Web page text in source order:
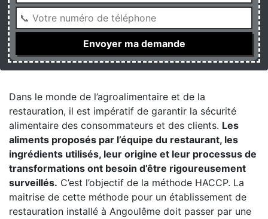
Dans le monde de l’agroalimentaire et de la
restauration, il est impératif de garantir la sécurité
alimentaire des consommateurs et des clients. Les
aliments proposés par l’équipe du restaurant, les
ingrédients utilisés, leur origine et leur processus de
transformations ont besoin d’être rigoureusement
surveillés. C’est l’objectif de la méthode HACCP. La
maitrise de cette méthode pour un établissement de
restauration installé à Angoulême doit passer par une